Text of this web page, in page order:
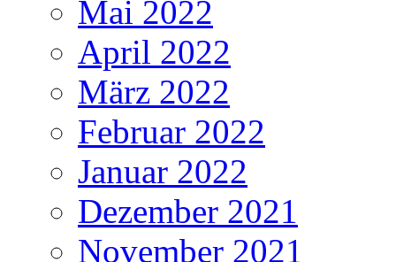
Mai 2022
April 2022
März 2022
Februar 2022
Januar 2022
Dezember 2021
November 2021